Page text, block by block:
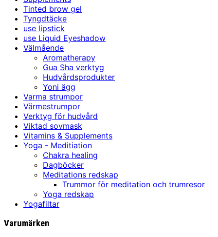
Tinted brow gel
Tyngdtäcke
use lipstick
use Liquid Eyeshadow
Välmående
Aromatherapy
Gua Sha verktyg
Hudvårdsprodukter
Yoni ägg
Varma strumpor
Värmestrumpor
Verktyg för hudvård
Viktad sovmask
Vitamins & Supplements
Yoga - Meditiation
Chakra healing
Dagböcker
Meditations redskap
Trummor för meditation och trumresor
Yoga redskap
Yogafiltar
Varumärken